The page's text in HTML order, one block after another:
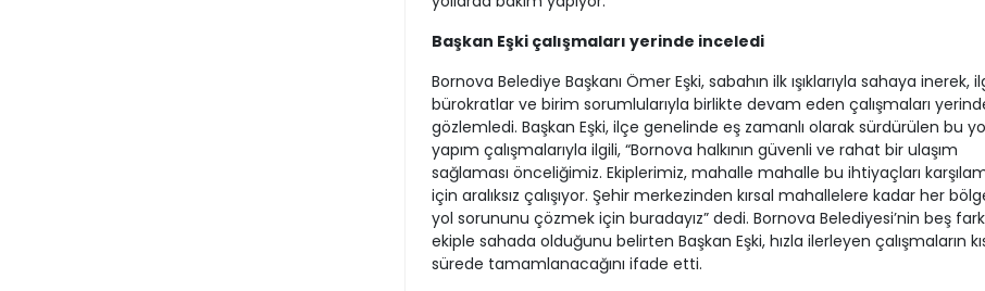
Başkan Eşki çalışmaları yerinde inceledi
Bornova Belediye Başkanı Ömer Eşki, sabahın ilk ışıklarıyla sahaya inerek,
bürokratlar ve birim sorumlularıyla birlikte devam eden çalışmaları
gözlemledi. Başkan Eşki, ilçe genelinde eş zamanlı olarak sürdürülen bu
yapım çalışmalarıyla ilgili, “Bornova halkının güvenli ve rahat bir ulaşım
sağlaması önceliğimiz. Ekiplerimiz, mahalle mahalle bu ihtiyaçları
için aralıksız çalışıyor. Şehir merkezinden kırsal mahallelere kadar her
yol sorununu çözmek için buradayız” dedi. Bornova Belediyesi’nin beş
ekiple sahada olduğunu belirten Başkan Eşki, hızla ilerleyen çalışmaların
sürede tamamlanacağını ifade etti.